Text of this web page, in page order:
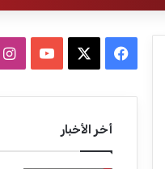
ب
u
ا
أخر الأخبار